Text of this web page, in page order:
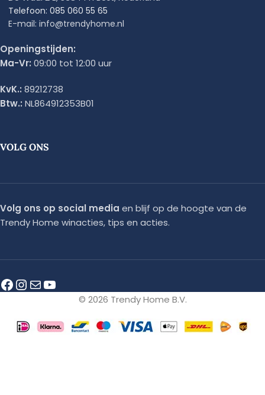
Telefoon: 085 060 55 65
E-mail: info@trendyhome.nl
Openingstijden:
Ma-Vr: 09:00 tot 12:00 uur
KvK.: 89212738
Btw.: NL864912353B01
VOLG ONS
Volg ons op social media en blijf op de hoogte van de
Trendy Home winacties, tips en acties.
© 2026 Trendy Home B.V.